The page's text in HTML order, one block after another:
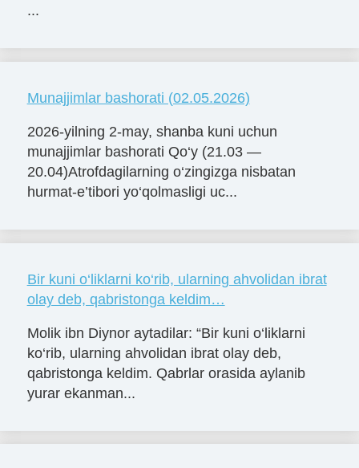
...
Munajjimlar bashorati (02.05.2026)
2026-yilning 2-may, shanba kuni uchun
munajjimlar bashorati Qo‘y (21.03 —
20.04)Atrofdagilarning o‘zingizga nisbatan
hurmat-e’tibori yo‘qolmasligi uc...
Bir kuni o‘liklarni ko‘rib, ularning ahvolidan ibrat
olay deb, qabristonga keldim…
Molik ibn Diynor aytadilar: “Bir kuni o‘liklarni
ko‘rib, ularning ahvolidan ibrat olay deb,
qabristonga keldim. Qabrlar orasida aylanib
yurar ekanman...